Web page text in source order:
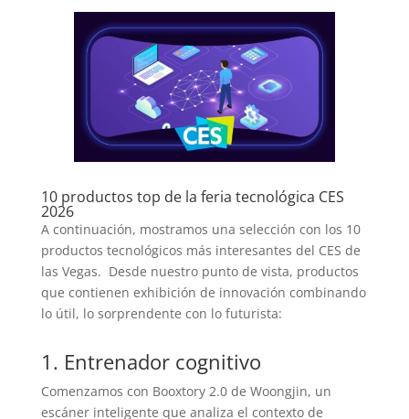
10 productos top de la feria tecnológica CES
2026
A continuación, mostramos una selección con los 10
productos tecnológicos más interesantes del CES de
las Vegas. Desde nuestro punto de vista, productos
que contienen exhibición de innovación combinando
lo útil, lo sorprendente con lo futurista:
1. Entrenador cognitivo
Comenzamos con Booxtory 2.0 de Woongjin, un
escáner inteligente que analiza el contexto de